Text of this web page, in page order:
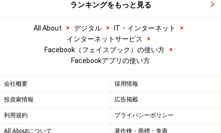
ランキングをもっと見る
All About > デジタル > IT・インターネット
>
インターネットサービス
>
Facebook（フェイスブック）の使い方
>
Facebookアプリの使い方
会社概要 採用情報
投資家情報 広告掲載
利用規約 プライバシーポリシー
All Aboutについて 著作権・商標・免責